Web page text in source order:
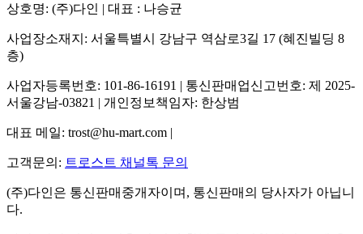
상호명: (주)다인 | 대표 : 나승균
사업장소재지: 서울특별시 강남구 역삼로3길 17 (혜진빌딩 8
층)
사업자등록번호: 101-86-16191 | 통신판매업신고번호: 제 2025-
서울강남-03821 | 개인정보책임자: 한상범
대표 메일: trost@hu-mart.com |
고객문의: 트로스트 채널톡 문의
(주)다인은 통신판매중개자이며, 통신판매의 당사자가 아닙니
다.